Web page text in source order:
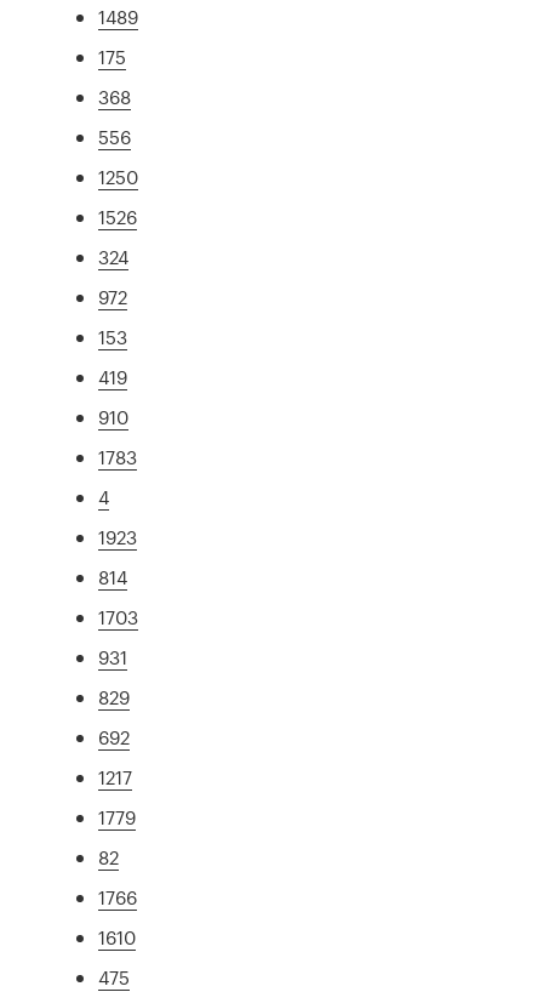
1489
175
368
556
1250
1526
324
972
153
419
910
1783
4
1923
814
1703
931
829
692
1217
1779
82
1766
1610
475